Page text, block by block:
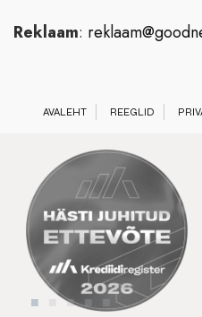
Reklaam:
AVALEHT REEGLID